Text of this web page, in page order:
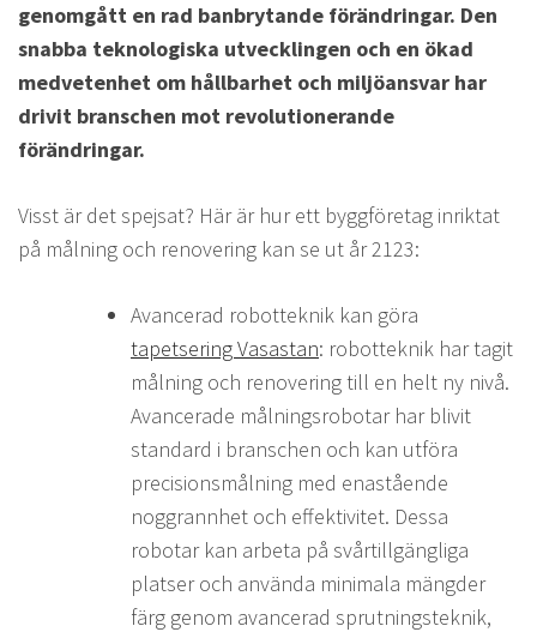
genomgått en rad banbrytande förändringar. Den
snabba teknologiska utvecklingen och en ökad
medvetenhet om hållbarhet och miljöansvar har
drivit branschen mot revolutionerande
förändringar.
Visst är det spejsat? Här är hur ett byggföretag inriktat
på målning och renovering kan se ut år 2123:
Avancerad robotteknik kan göra
tapetsering Vasastan: robotteknik har tagit
målning och renovering till en helt ny nivå.
Avancerade målningsrobotar har blivit
standard i branschen och kan utföra
precisionsmålning med enastående
noggrannhet och effektivitet. Dessa
robotar kan arbeta på svårtillgängliga
platser och använda minimala mängder
färg genom avancerad sprutningsteknik,